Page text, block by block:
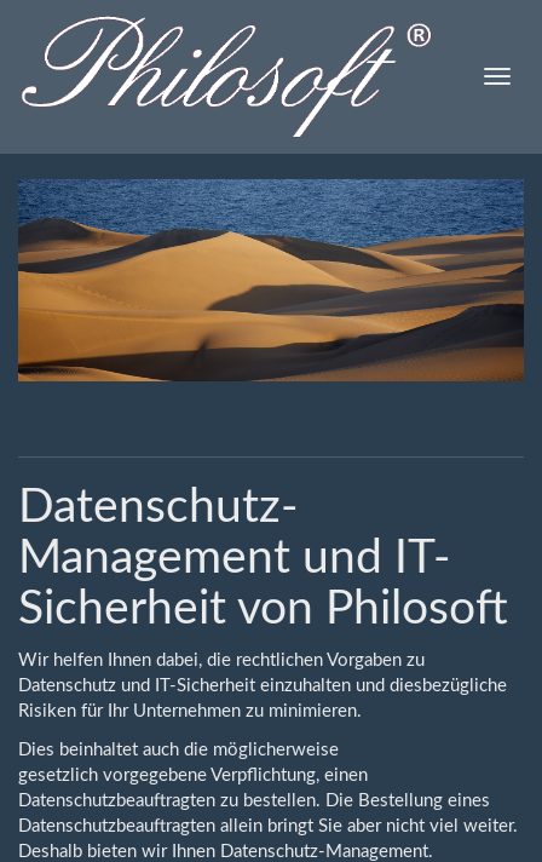
Toggle
Datenschutz-
Management und IT-
Sicherheit von Philosoft
Wir helfen Ihnen dabei, die rechtlichen Vorgaben zu
Datenschutz und IT-Sicherheit einzuhalten und diesbezügliche
Risiken für Ihr Unternehmen zu minimieren.
Dies beinhaltet auch die möglicherweise
gesetzlich vorgegebene Verpflichtung, einen
Datenschutzbeauftragten zu bestellen. Die Bestellung eines
Datenschutzbeauftragten allein bringt Sie aber nicht viel weiter.
Deshalb bieten wir Ihnen Datenschutz-Management.